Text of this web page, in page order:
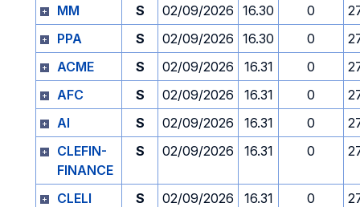
MM
S 02/09/2026 16.30 0
PPA
S 02/09/2026 16.30 0
ACME
S 02/09/2026 16.31 0
AFC
S 02/09/2026 16.31 0
AI
S 02/09/2026 16.31 0
CLEFIN-
FINANCE
S 02/09/2026 16.31 0
CLELI S 02/09/2026 16.31 0